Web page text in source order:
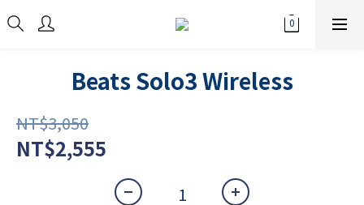
Beats Solo3 Wireless
NT$3,050
NT$2,555